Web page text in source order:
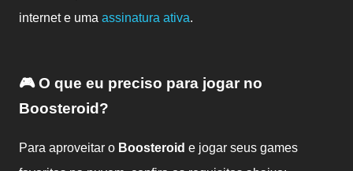
internet e uma assinatura ativa.
🎮 O que eu preciso para jogar no
Boosteroid?
Para aproveitar o Boosteroid e jogar seus games